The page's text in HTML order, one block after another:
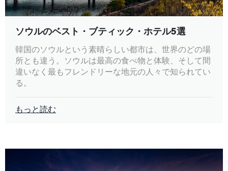
ソウルのベスト・ブティック・ホテル5選
韓国のソウルという素晴らしい都市は、世界のどの場
所とも違う。ソウルは最高の食べ物と体験、そして間
違いなく最もフレンドリーな地元の人々で知られてい
る。
もっと読む